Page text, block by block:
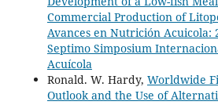
Commercial Production of
Avances en Nutrición Acuicola:
Septimo Simposium
Acuícola
Ronald. W. Hardy, Worldwide
Outlook and the Use of